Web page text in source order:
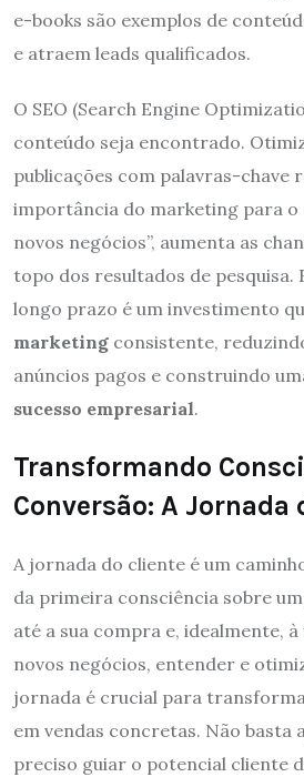
e-books são exemplos de
e atraem leads qualificados.
O SEO (Search Engine
conteúdo seja encontrado.
publicações com palavras-chave
importância do marketing para
novos negócios”, aumenta as
topo dos resultados de pesquisa.
longo prazo é um investimento
marketing consistente,
anúncios pagos e construindo
sucesso empresarial.
Transformando
Conversão: A Jornada
A jornada do cliente é um
da primeira consciência sobre
até a sua compra e, idealmente,
novos negócios, entender e
jornada é crucial para
em vendas concretas. Não basta
preciso guiar o potencial cliente